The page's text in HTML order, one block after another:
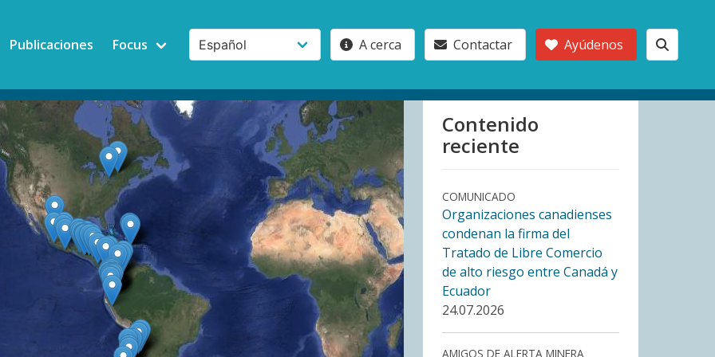
Publicaciones Focus A cerca Contactar Ayúdenos
Contenido
reciente
COMUNICADO
Organizaciones canadienses
condenan la firma del
Tratado de Libre Comercio
de alto riesgo entre Canadá y
Ecuador
24.07.2026
AMIGOS DE ALERTA MINERA